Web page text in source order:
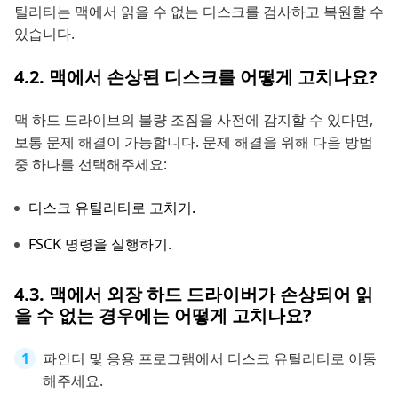
틸리티는 맥에서 읽을 수 없는 디스크를 검사하고 복원할 수
있습니다.
4.2. 맥에서 손상된 디스크를 어떻게 고치나요?
맥 하드 드라이브의 불량 조짐을 사전에 감지할 수 있다면,
보통 문제 해결이 가능합니다. 문제 해결을 위해 다음 방법
중 하나를 선택해주세요:
디스크 유틸리티로 고치기.
FSCK 명령을 실행하기.
4.3. 맥에서 외장 하드 드라이버가 손상되어 읽
을 수 없는 경우에는 어떻게 고치나요?
파인더 및 응용 프로그램에서 디스크 유틸리티로 이동
해주세요.